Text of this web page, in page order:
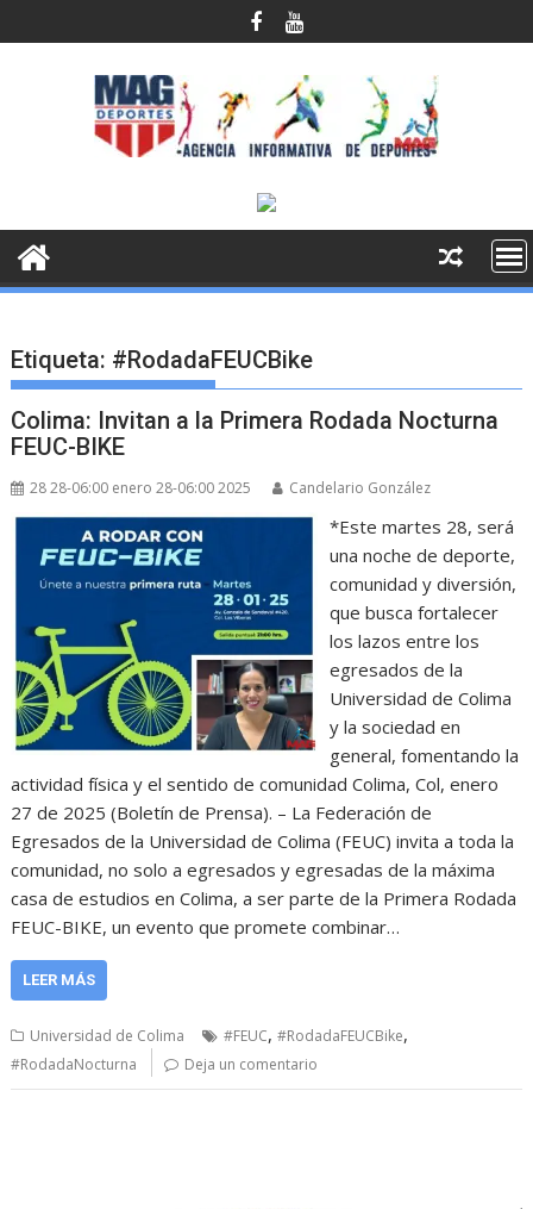
al
Etiqueta: #RodadaFEUCBike
Colima: Invitan a la Primera Rodada Nocturna
FEUC-BIKE
28 28-06:00 enero 28-06:00 2025 Candelario González
*Este martes 28, será
una noche de deporte,
comunidad y diversión,
que busca fortalecer
los lazos entre los
egresados de la
Universidad de Colima
y la sociedad en
general, fomentando la
actividad física y el sentido de comunidad Colima, Col, enero
27 de 2025 (Boletín de Prensa). – La Federación de
Egresados de la Universidad de Colima (FEUC) invita a toda la
comunidad, no solo a egresados y egresadas de la máxima
casa de estudios en Colima, a ser parte de la Primera Rodada
FEUC-BIKE, un evento que promete combinar…
LEER MÁS
Universidad de Colima #FEUC,#RodadaFEUCBike,
#RodadaNocturna Deja un comentario